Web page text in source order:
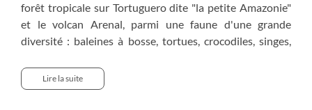
forêt tropicale sur Tortuguero dite "la petite Amazonie"
et le volcan Arenal, parmi une faune d'une grande
diversité : baleines à bosse, tortues, crocodiles, singes,
chaque jour entre navigation, visite de villages,
randonnées, balade sur des ponts suspendus... Et vous
Lire la suite